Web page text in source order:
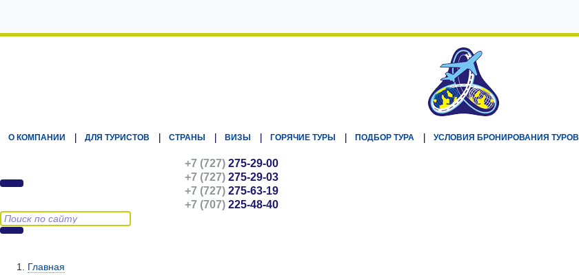
О КОМПАНИИ ДЛЯ ТУРИСТОВ СТРАНЫ ВИЗЫ ГОРЯЧИЕ ТУРЫ ПОДБОР ТУРА УСЛОВИЯ БРОНИРОВАНИЯ ТУРОВ
+7 (727) 275-29-00
+7 (727) 275-29-03
+7 (727) 275-63-19
+7 (707) 225-48-40
Главная